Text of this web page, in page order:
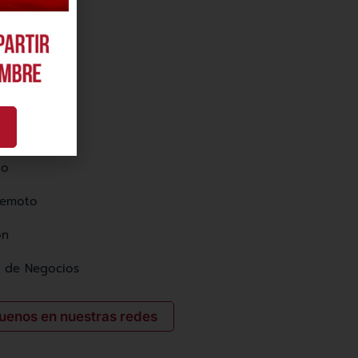
de Negocios
en nuestras redes